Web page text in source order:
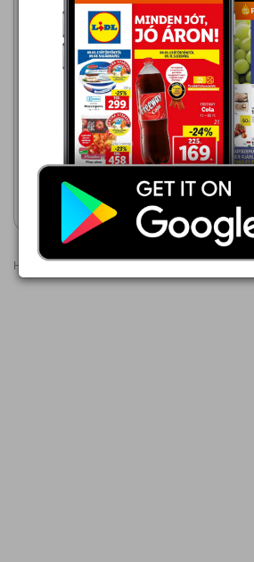
dm drogerie markt
2026.02.06 - 08.12
1 099,00 Ft
Akciós újság
megtekintése
2
SALLY
GEL
Hirdetések